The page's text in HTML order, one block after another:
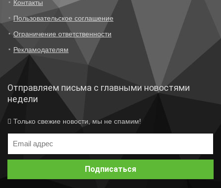
Контакты
Пользовательское соглашение
Ограничение ответственности
Рекламодателям
Отправляем письма с главными новостями
недели
Только свежие новости, мы не спамим!